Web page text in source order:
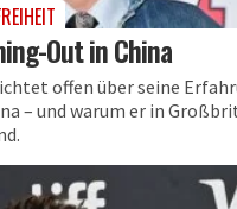
Out in China
offen über seine
– und warum er in